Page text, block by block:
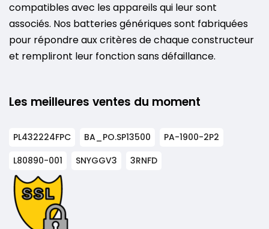
compatibles avec les appareils qui leur sont
associés. Nos batteries génériques sont fabriquées
pour répondre aux critères de chaque constructeur
et rempliront leur fonction sans défaillance.
Les meilleures ventes du moment
PL432224FPC BA_PO.SP13500
PA-1900-2P2
L80890-001
SNYGGV3 3RNFD